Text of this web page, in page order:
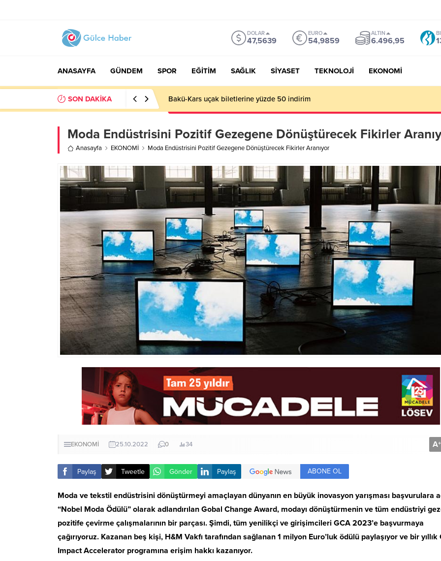
DOLAR
47,5639
EURO
54,9859
ALTIN
6.496,95
ANASAYFA GÜNDEM SPOR EĞİTİM SAĞLIK SİYASET TEKNOLOJİ EKONOMİ
SON DAKİKA Basın İlan Kurumu Genel Müdürü Çay, Bursa’da gazetecilerle buluştu
Moda Endüstrisini Pozitif Gezegene Dönüştürecek Fikirler
Anasayfa EKONOMİ Moda Endüstrisini Pozitif Gezegene Dönüştürecek Fikirler Aranıyor
EKONOMİ 25.10.2022 0 34 A+
Paylaş Tweetle Gönder Paylaş ABONE OL
Moda ve tekstil endüstrisini dönüştürmeyi amaçlayan dünyanın en büyük inovasyon yarışması başvurulara
“Nobel Moda Ödülü” olarak adlandırılan Gobal Change Award, modayı dönüştürmenin ve tüm endüstriyi
pozitife çevirme çalışmalarının bir parçası. Şimdi, tüm yenilikçi ve girişimcileri GCA 2023’e başvurmaya
çağırıyoruz. Kazanan beş kişi, H&M Vakfı tarafından sağlanan 1 milyon Euro’luk ödülü paylaşıyor ve bir yıllık
Impact Accelerator programına erişim hakkı kazanıyor.